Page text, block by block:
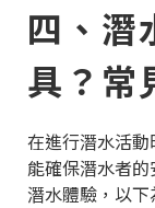
四、潛
具？常
在進行潛水活
能確保潛水者
潛水體驗，以下